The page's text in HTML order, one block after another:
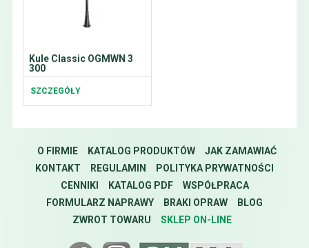
Kule Classic OGMWN 3
300
SZCZEGÓŁY
O FIRMIE KATALOG PRODUKTÓW
JAK ZAMAWIAĆ
KONTAKT
REGULAMIN
POLITYKA PRYWATNOŚCI
CENNIKI
KATALOG PDF
WSPÓŁPRACA
FORMULARZ NAPRAWY
BRAKI OPRAW
BLOG
ZWROT TOWARU
SKLEP ON-LINE